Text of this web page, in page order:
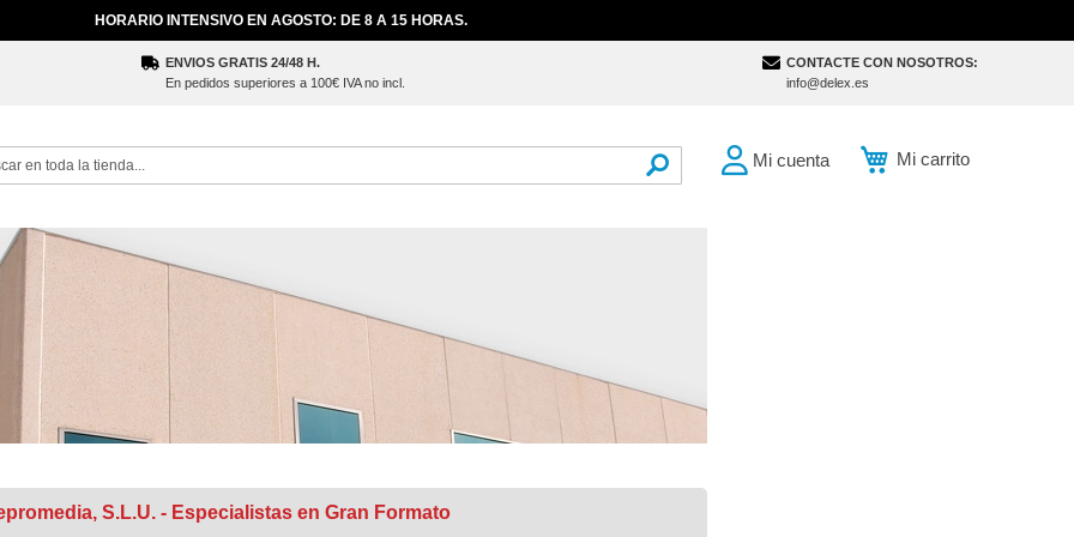
HORARIO INTENSIVO EN AGOSTO: DE 8 A 15 HORAS.
ENVIOS GRATIS 24/48 H.
En pedidos superiores a 100€ IVA no incl.
CONTACTE CON NOSOTROS:
info@delex.es
Mi carrito
Mi cuenta
S.L.U. - Especialistas en Gran Formato